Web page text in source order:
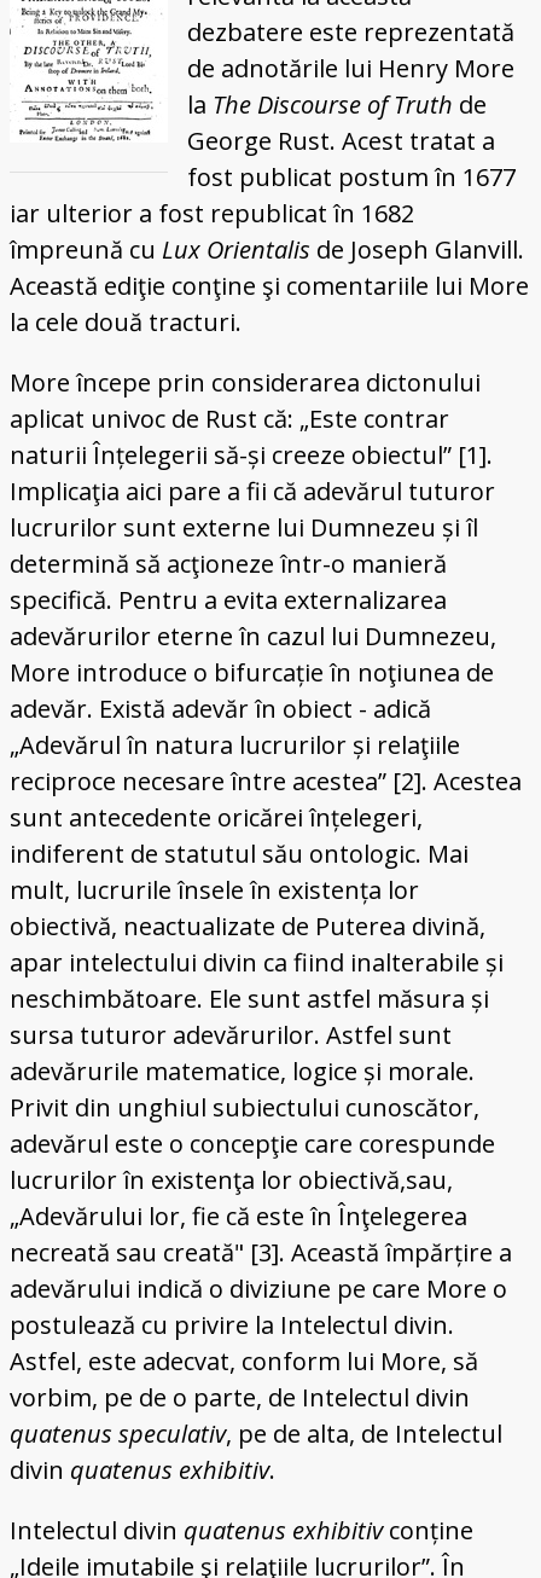
dezbatere este reprezentată
de adnotările lui Henry More
la The Discourse of Truth de
George Rust. Acest tratat a
fost publicat postum în 1677
iar ulterior a fost republicat în 1682
împreună cu Lux Orientalis de Joseph Glanvill.
Această ediţie conţine şi comentariile lui More
la cele două tracturi.
More începe prin considerarea dictonului
aplicat univoc de Rust că: „Este contrar
naturii Înțelegerii să-și creeze obiectul” [1].
Implicaţia aici pare a fii că adevărul tuturor
lucrurilor sunt externe lui Dumnezeu și îl
determină să acţioneze într-o manieră
specifică. Pentru a evita externalizarea
adevărurilor eterne în cazul lui Dumnezeu,
More introduce o bifurcație în noţiunea de
adevăr. Există adevăr în obiect - adică
„Adevărul în natura lucrurilor și relaţiile
reciproce necesare între acestea” [2]. Acestea
sunt antecedente oricărei înțelegeri,
indiferent de statutul său ontologic. Mai
mult, lucrurile însele în existența lor
obiectivă, neactualizate de Puterea divină,
apar intelectului divin ca fiind inalterabile și
neschimbătoare. Ele sunt astfel măsura și
sursa tuturor adevărurilor. Astfel sunt
adevărurile matematice, logice și morale.
Privit din unghiul subiectului cunoscător,
adevărul este o concepţie care corespunde
lucrurilor în existenţa lor obiectivă,sau,
„Adevărului lor, fie că este în Înţelegerea
necreată sau creată" [3]. Această împărțire a
adevărului indică o diviziune pe care More o
postulează cu privire la Intelectul divin.
Astfel, este adecvat, conform lui More, să
vorbim, pe de o parte, de Intelectul divin
quatenus speculativ, pe de alta, de Intelectul
divin quatenus exhibitiv.
Intelectul divin quatenus exhibitivconține
„Ideile imutabile şi relaţiile lucrurilor”. În